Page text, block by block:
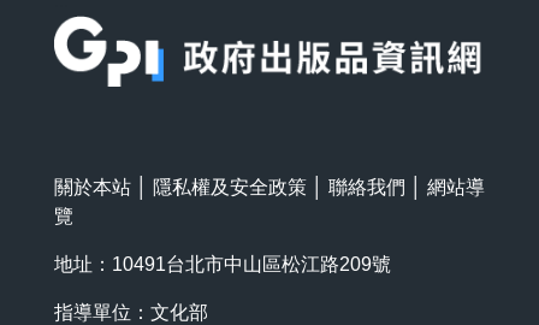
關於本站 隱私權及安全政策 聯絡我們
網站導
覽
地址：10491台北市中山區松江路209號
指導單位：文化部